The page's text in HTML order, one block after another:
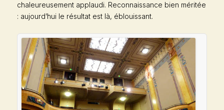
chaleureusement applaudi. Reconnaissance bien méritée
: aujourd’hui le résultat est là, éblouissant.